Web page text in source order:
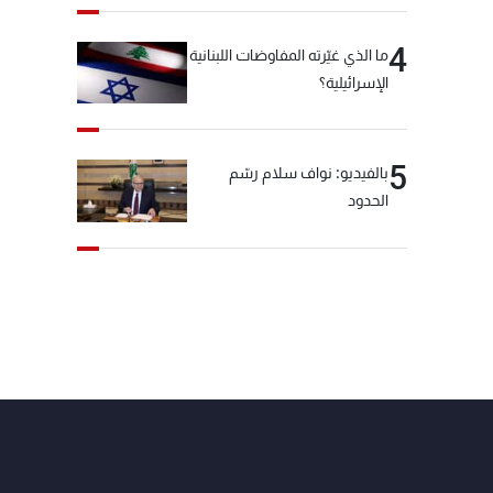
4ما الذي غيّرته المفاوضات اللبنانية
الإسرائيلية؟
5بالفيديو: نواف سلام رسّم
الحدود